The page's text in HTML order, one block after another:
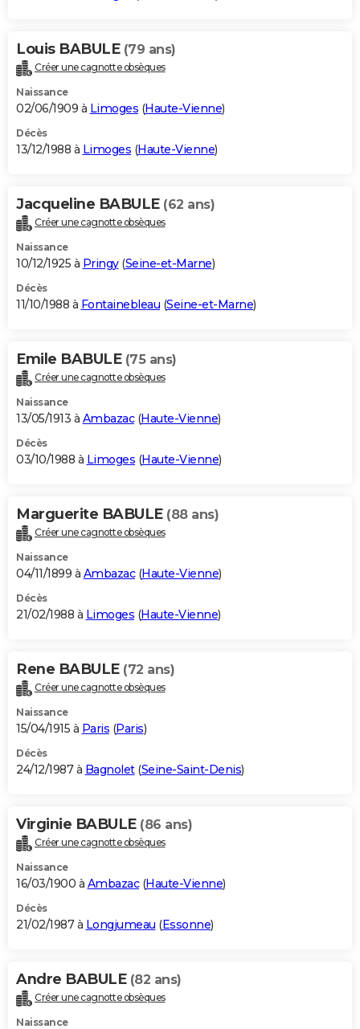
Louis BABULE (79 ans)
Créer une cagnotte obsèques
Naissance
02/06/1909 à Limoges (Haute-Vienne)
Décès
13/12/1988 à Limoges (Haute-Vienne)
Jacqueline BABULE (62 ans)
Créer une cagnotte obsèques
Naissance
10/12/1925 à Pringy(Seine-et-Marne)
Décès
11/10/1988 à Fontainebleau (Seine-et-Marne)
Emile BABULE (75 ans)
Créer une cagnotte obsèques
Naissance
13/05/1913 à Ambazac(Haute-Vienne)
Décès
03/10/1988 à Limoges (Haute-Vienne)
Marguerite BABULE (88 ans)
Créer une cagnotte obsèques
Naissance
04/11/1899 à Ambazac(Haute-Vienne)
Décès
21/02/1988 à Limoges (Haute-Vienne)
Rene BABULE (72 ans)
Créer une cagnotte obsèques
Naissance
15/04/1915 à Paris (Paris)
Décès
24/12/1987 à Bagnolet(Seine-Saint-Denis)
Virginie BABULE (86 ans)
Créer une cagnotte obsèques
Naissance
16/03/1900 à Ambazac(Haute-Vienne)
Décès
21/02/1987 à Longjumeau (Essonne)
Andre BABULE (82 ans)
Créer une cagnotte obsèques
Naissance